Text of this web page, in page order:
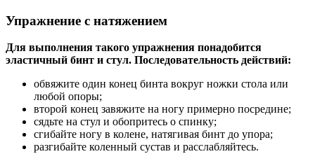
Упражнение с натяжением
Для выполнения такого упражнения понадобится
эластичный бинт и стул. Последовательность действий:
обвяжите один конец бинта вокруг ножки стола или
любой опоры;
второй конец завяжите на ногу примерно посредине;
сядьте на стул и обопритесь о спинку;
сгибайте ногу в колене, натягивая бинт до упора;
разгибайте коленный сустав и расслабляйтесь.